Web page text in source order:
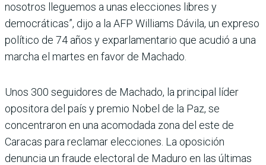
nosotros lleguemos a unas elecciones libres y
democráticas”, dijo a la AFP Williams Dávila, un expreso
político de 74 años y exparlamentario que acudió a una
marcha el martes en favor de Machado.
Unos 300 seguidores de Machado, la principal líder
opositora del país y premio Nobel de la Paz, se
concentraron en una acomodada zona del este de
Caracas para reclamar elecciones. La oposición
denuncia un fraude electoral de Maduro en las últimas